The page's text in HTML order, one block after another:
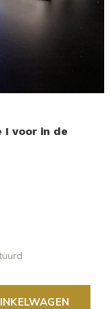
I voor in de